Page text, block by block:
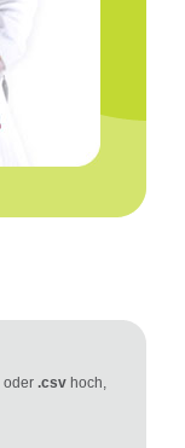
oder .csv hoch,